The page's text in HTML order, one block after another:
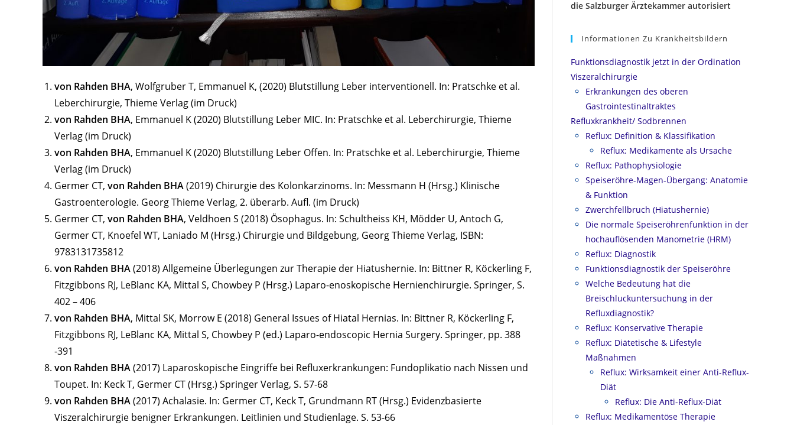
von Rahden BHA, Wolfgruber T, Emmanuel K, (2020) Blutstillung Leber interventionell. In: Pratschke et al.
Leberchirurgie, Thieme Verlag (im Druck)
von Rahden BHA, Emmanuel K (2020) Blutstillung Leber MIC. In: Pratschke et al. Leberchirurgie, Thieme
Verlag (im Druck)
von Rahden BHA, Emmanuel K (2020) Blutstillung Leber Offen. In: Pratschke et al. Leberchirurgie, Thieme
Verlag (im Druck)
Germer CT, von Rahden BHA(2019) Chirurgie des Kolonkarzinoms. In: Messmann H (Hrsg.) Klinische
Gastroenterologie. Georg Thieme Verlag, 2. überarb. Aufl. (im Druck)
Germer CT, von Rahden BHA, Veldhoen S (2018) Ösophagus. In: Schultheiss KH, Mödder U, Antoch G,
Germer CT, Knoefel WT, Laniado M (Hrsg.) Chirurgie und Bildgebung, Georg Thieme Verlag, ISBN:
9783131735812
von Rahden BHA(2018) Allgemeine Überlegungen zur Therapie der Hiatushernie. In: Bittner R, Köckerling F,
Fitzgibbons RJ, LeBlanc KA, Mittal S, Chowbey P (Hrsg.) Laparo-enoskopische Hernienchirurgie. Springer, S.
402 – 406
von Rahden BHA, Mittal SK, Morrow E (2018) General Issues of Hiatal Hernias. In: Bittner R, Köckerling F,
Fitzgibbons RJ, LeBlanc KA, Mittal S, Chowbey P (ed.) Laparo-endoscopic Hernia Surgery. Springer, pp. 388
-391
von Rahden BHA(2017) Laparoskopische Eingriffe bei Refluxerkrankungen: Fundoplikatio nach Nissen und
Toupet. In: Keck T, Germer CT (Hrsg.) Springer Verlag, S. 57-68
von Rahden BHA(2017) Achalasie. In: Germer CT, Keck T, Grundmann RT (Hrsg.) Evidenzbasierte
Viszeralchirurgie benigner Erkrankungen. Leitlinien und Studienlage. S. 53-66
die Salzburger Ärztekammer autorisiert
Informationen Zu Krankheitsbildern
Funktionsdiagnostik jetzt in der Ordination
Viszeralchirurgie
Erkrankungen des oberen
Gastrointestinaltraktes
Refluxkrankheit/ Sodbrennen
Reflux: Definition & Klassifikation
Reflux: Medikamente als Ursache
Reflux: Pathophysiologie
Speiseröhre-Magen-Übergang: Anatomie
& Funktion
Zwerchfellbruch (Hiatushernie)
Die normale Speiseröhrenfunktion in der
hochauflösenden Manometrie (HRM)
Reflux: Diagnostik
Funktionsdiagnostik der Speiseröhre
Welche Bedeutung hat die
Breischluckuntersuchung in der
Refluxdiagnostik?
Reflux: Konservative Therapie
Reflux: Diätetische & Lifestyle
Maßnahmen
Reflux: Wirksamkeit einer Anti-Reflux-
Diät
Reflux: Die Anti-Reflux-Diät
Reflux: Medikamentöse Therapie